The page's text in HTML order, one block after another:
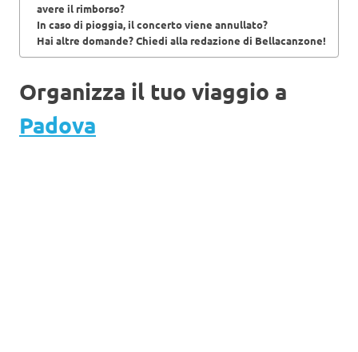
avere il rimborso?
In caso di pioggia, il concerto viene annullato?
Hai altre domande? Chiedi alla redazione di Bellacanzone!
Organizza il tuo viaggio a
Padova